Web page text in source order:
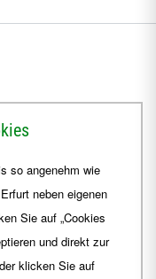
so angenehm wie
neben eigenen
Sie auf „Cookies
und direkt zur
klicken Sie auf